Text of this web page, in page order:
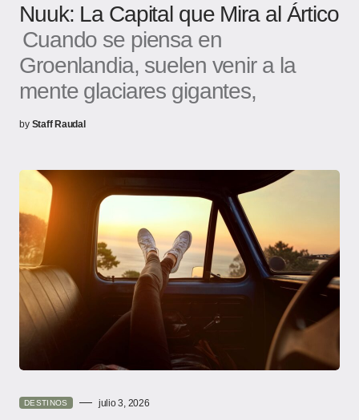
Nuuk: La Capital que Mira al Ártico
Cuando se piensa en
Groenlandia, suelen venir a la
mente glaciares gigantes,
by Staff Raudal
DESTINOS julio 3, 2026